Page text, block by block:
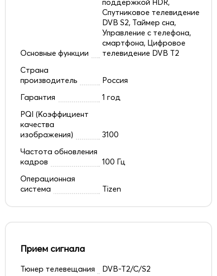
Основные функции
Спутниковое телевидение
DVB S2, Таймер сна,
Управление с телефона,
смартфона, Цифровое
телевидение DVB T2
Страна
производитель
Россия
Гарантия
1 год
PQI (Коэффициент
качества
изображения)
3100
Частота обновления
кадров
100 Гц
Операционная
система
Tizen
Прием сигнала
Тюнер телевещания
DVB-T2/C/S2